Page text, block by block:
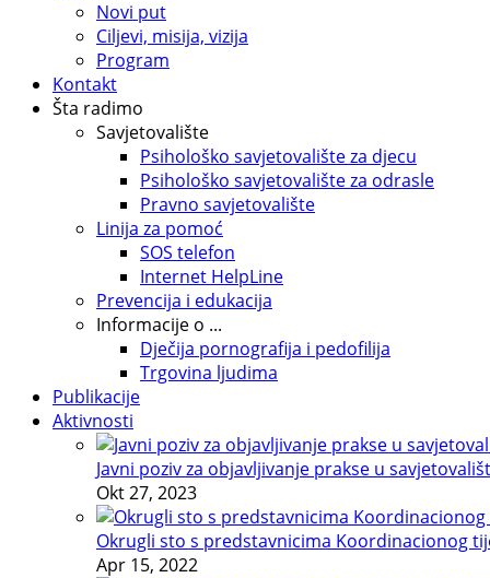
Novi put
Ciljevi, misija, vizija
Program
Kontakt
Šta radimo
Savjetovalište
Psihološko savjetovalište za djecu
Psihološko savjetovalište za odrasle
Pravno savjetovalište
Linija za pomoć
SOS telefon
Internet HelpLine
Prevencija i edukacija
Informacije o ...
Dječija pornografija i pedofilija
Trgovina ljudima
Publikacije
Aktivnosti
Javni poziv za objavljivanje prakse u
Okt 27, 2023
Okrugli sto s predstavnicima Koordinacionog
Apr 15, 2022